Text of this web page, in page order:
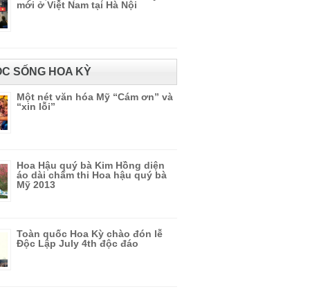
mới ở Việt Nam tại Hà Nội
SỐNG HOA KỲ
Một nét văn hóa Mỹ “Cám ơn” và
“xin lỗi”
Hoa Hậu quý bà Kim Hồng diện
áo dài chấm thi Hoa hậu quý bà
Mỹ 2013
Toàn quốc Hoa Kỳ chào đón lễ
Độc Lập July 4th độc đáo